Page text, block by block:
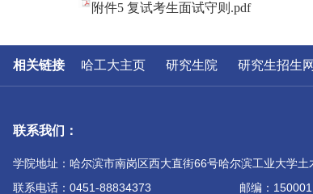
附件5 复试考生面试守则.pdf
相关链接 哈工大主页 研究生院 研究生招生网
联系我们：
学院地址：哈尔滨市南岗区西大直街66号哈尔滨工业大学土
联系电话：0451-88834373
邮编：150001